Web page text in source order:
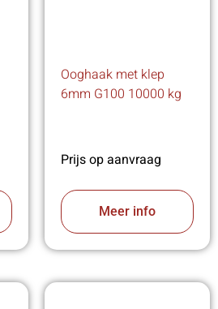
Ooghaak met klep
6mm G100 10000 kg
Prijs op aanvraag
Meer info